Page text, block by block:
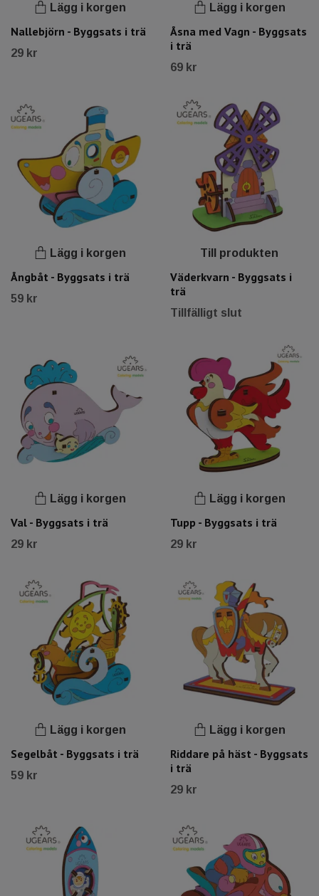
Lägg i korgen
Nallebjörn - Byggsats i trä
29 kr
Lägg i korgen
Åsna med Vagn - Byggsats
i trä
69 kr
Lägg i korgen
Ångbåt - Byggsats i trä
59 kr
Till produkten
Väderkvarn - Byggsats i
trä
Tillfälligt slut
Lägg i korgen
Val - Byggsats i trä
29 kr
Lägg i korgen
Tupp - Byggsats i trä
29 kr
Lägg i korgen
Segelbåt - Byggsats i trä
59 kr
Lägg i korgen
Riddare på häst - Byggsats
i trä
29 kr